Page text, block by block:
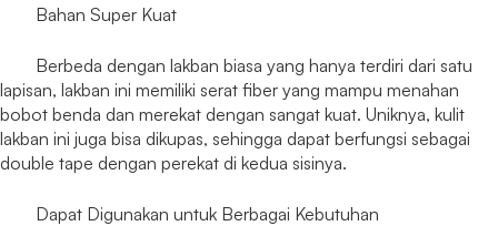
Bahan Super Kuat
Berbeda dengan lakban biasa yang hanya terdiri dari satu
lapisan, lakban ini memiliki serat fiber yang mampu menahan
bobot benda dan merekat dengan sangat kuat. Uniknya, kulit
lakban ini juga bisa dikupas, sehingga dapat berfungsi sebagai
double tape dengan perekat di kedua sisinya.
Dapat Digunakan untuk Berbagai Kebutuhan